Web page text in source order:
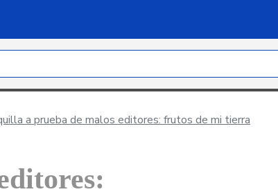
a prueba de malos editores: frutos de mi tierra